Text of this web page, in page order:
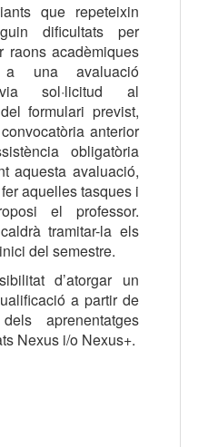
que repeteixin
dificultats per
raons acadèmiques
a una avaluació
sol·licitud al
formulari previst,
anterior
obligatòria
aquesta avaluació,
aquelles tasques i
el professor.
tramitar-la els
del semestre.
d’atorgar un
a partir de
aprenentatges
Nexus i/o Nexus+.